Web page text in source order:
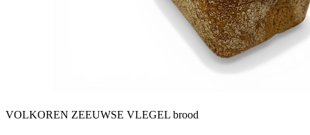
VOLKOREN ZEEUWSE VLEGEL brood